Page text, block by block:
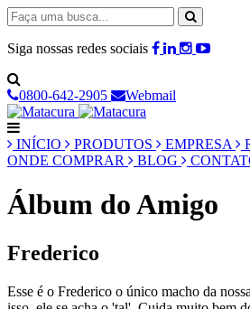
Siga nossas redes sociais
0800-642-2905 Webmail
INÍCIO PRODUTOS EMPRESA
ONDE COMPRAR
BLOG
Álbum do Amigo
Frederico
Esse é o Frederico o único macho da